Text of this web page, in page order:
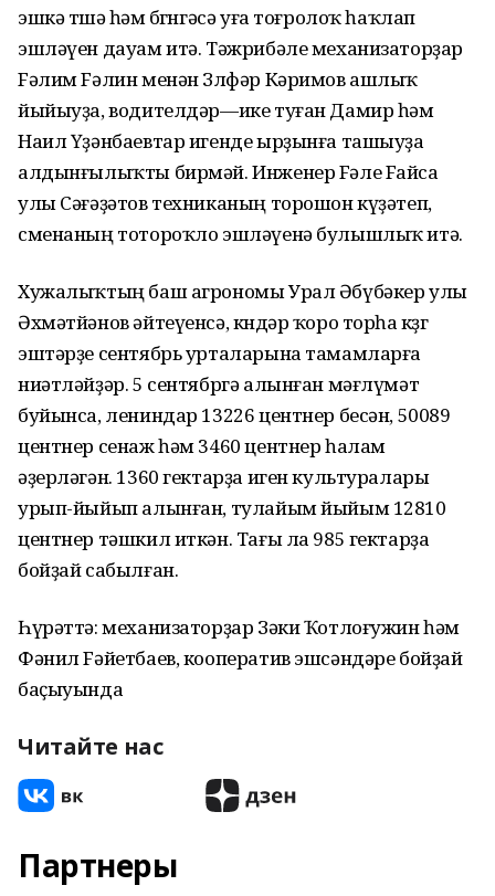
эшкә төшә һәм бөгөнгәсә уға тоғролоҡ һаҡлап
эшләүен дауам итә. Тәжрибәле механизаторҙар
Fәлим Fәлин менән Зөлфәр Кәримов ашлыҡ
йыйыуҙа, водителдәр—ике туған Дамир һәм
Наил Үҙәнбаевтар игенде ырҙынға ташыуҙа
алдынғылыҡты бирмәй. Инженер Fәле Fайса
улы Сәғәҙәтов техниканың торошон күҙәтеп,
сменаның тотороҡло эшләүенә булышлыҡ итә.
Хужалыҡтың баш агрономы Урал Әбүбәкер улы
Әхмәтйәнов әйтеүенсә, көндәр ҡоро торһа көҙгө
эштәрҙе сентябрь урталарына тамамларға
ниәтләйҙәр. 5 сентябргә алынған мәғлүмәт
буйынса, лениндар 13226 центнер бесән, 50089
центнер сенаж һәм 3460 центнер һалам
әҙерләгән. 1360 гектарҙа иген культуралары
урып-йыйып алынған, тулайым йыйым 12810
центнер тәшкил иткән. Тағы ла 985 гектарҙа
бойҙай сабылған.
Һүрәттә: механизаторҙар Зәки Ҡотлоғужин һәм
Фәнил Fәйетбаев, кооператив эшсәндәре бойҙай
баҫыуында
Читайте нас
Партнеры